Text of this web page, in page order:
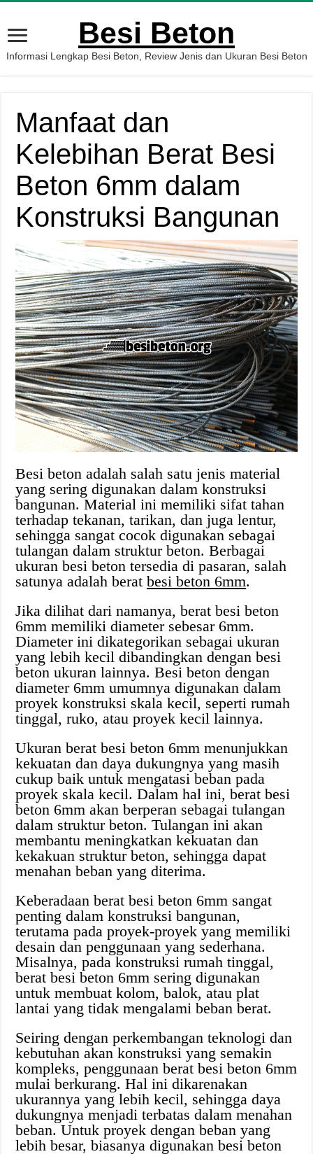
Besi Beton
Informasi Lengkap Besi Beton, Review Jenis dan Ukuran Besi Beton
Manfaat dan
Kelebihan Berat Besi
Beton 6mm dalam
Konstruksi Bangunan
Besi beton adalah salah satu jenis material
yang sering digunakan dalam konstruksi
bangunan. Material ini memiliki sifat tahan
terhadap tekanan, tarikan, dan juga lentur,
sehingga sangat cocok digunakan sebagai
tulangan dalam struktur beton. Berbagai
ukuran besi beton tersedia di pasaran, salah
satunya adalah beratbesi beton 6mm.
Jika dilihat dari namanya, berat besi beton
6mm memiliki diameter sebesar 6mm.
Diameter ini dikategorikan sebagai ukuran
yang lebih kecil dibandingkan dengan besi
beton ukuran lainnya. Besi beton dengan
diameter 6mm umumnya digunakan dalam
proyek konstruksi skala kecil, seperti rumah
tinggal, ruko, atau proyek kecil lainnya.
Ukuran berat besi beton 6mm menunjukkan
kekuatan dan daya dukungnya yang masih
cukup baik untuk mengatasi beban pada
proyek skala kecil. Dalam hal ini, berat besi
beton 6mm akan berperan sebagai tulangan
dalam struktur beton. Tulangan ini akan
membantu meningkatkan kekuatan dan
kekakuan struktur beton, sehingga dapat
menahan beban yang diterima.
Keberadaan berat besi beton 6mm sangat
penting dalam konstruksi bangunan,
terutama pada proyek-proyek yang memiliki
desain dan penggunaan yang sederhana.
Misalnya, pada konstruksi rumah tinggal,
berat besi beton 6mm sering digunakan
untuk membuat kolom, balok, atau plat
lantai yang tidak mengalami beban berat.
Seiring dengan perkembangan teknologi dan
kebutuhan akan konstruksi yang semakin
kompleks, penggunaan berat besi beton 6mm
mulai berkurang. Hal ini dikarenakan
ukurannya yang lebih kecil, sehingga daya
dukungnya menjadi terbatas dalam menahan
beban. Untuk proyek dengan beban yang
lebih besar, biasanya digunakan besi beton